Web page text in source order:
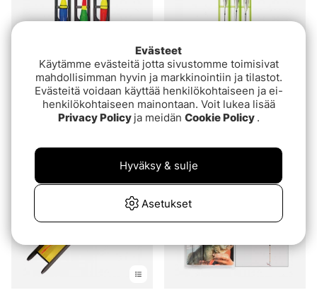
Konger Holiday Float Set
1 (3pcs)
Konger Float Kit (3pcs)
€8.30
Loppuunmyyty
Evästeet
Käytämme evästeitä jotta sivustomme toimisivat
mahdollisimman hyvin ja markkinointiin ja tilastot.
Evästeitä voidaan käyttää henkilökohtaiseen ja ei-
henkilökohtaiseen mainontaan. Voit lukea lisää
Privacy Policy ja meidän Cookie Policy .
Asetukset
Hyväksy & sulje